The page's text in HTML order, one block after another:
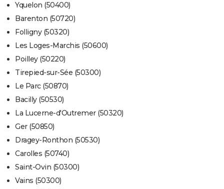
Yquelon (50400)
Barenton (50720)
Folligny (50320)
Les Loges-Marchis (50600)
Poilley (50220)
Tirepied-sur-Sée (50300)
Le Parc (50870)
Bacilly (50530)
La Lucerne-d'Outremer (50320)
Ger (50850)
Dragey-Ronthon (50530)
Carolles (50740)
Saint-Ovin (50300)
Vains (50300)